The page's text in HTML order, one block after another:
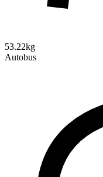
53.22kg
Autobus